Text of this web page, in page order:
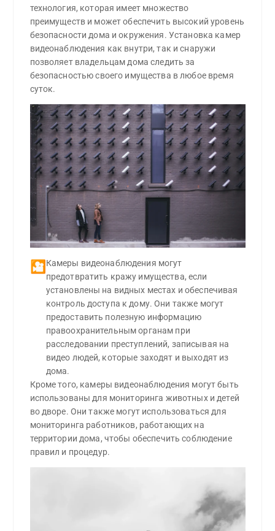
технология, которая имеет множество
преимуществ и может обеспечить высокий уровень
безопасности дома и окружения. Установка камер
видеонаблюдения как внутри, так и снаружи
позволяет владельцам дома следить за
безопасностью своего имущества в любое время
суток.
🎦 Камеры видеонаблюдения могут
предотвратить кражу имущества, если
установлены на видных местах и ​​обеспечивая
контроль доступа к дому. Они также могут
предоставить полезную информацию
правоохранительным органам при
расследовании преступлений, записывая на
видео людей, которые заходят и выходят из
дома.
Кроме того, камеры видеонаблюдения могут быть
использованы для мониторинга животных и детей
во дворе. Они также могут использоваться для
мониторинга работников, работающих на
территории дома, чтобы обеспечить соблюдение
правил и процедур.